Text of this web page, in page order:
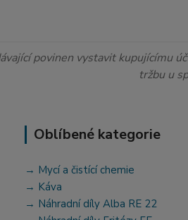
povinen vystavit kupujícímu
tržbu u
Oblíbené kategorie
→ Mycí a čistící chemie
→ Káva
→ Náhradní díly Alba RE 22